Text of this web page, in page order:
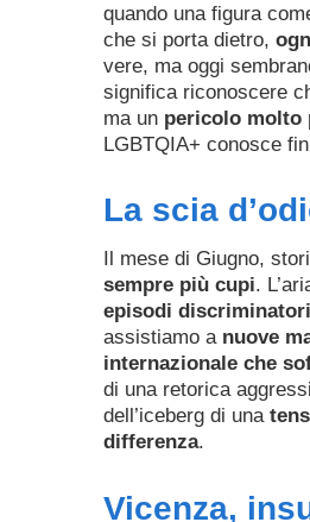
quando una figura
che si porta dietro,
vere, ma oggi
significa riconoscere
ma un pericolo molto
LGBTQIA+ conosce
La scia
Il mese di Giugno,
sempre più cupi.
episodi discriminatori
assistiamo a nuove
internazionale che
di una retorica
dell’iceberg di una
differenza.
Vicenza,